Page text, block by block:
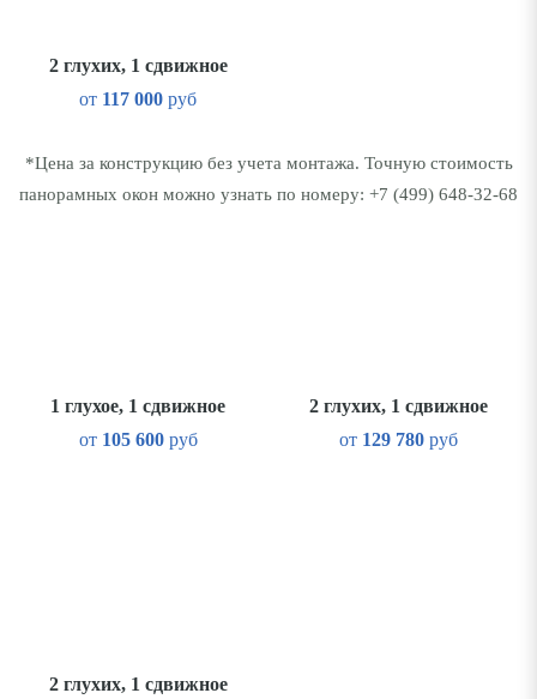
2 глухих, 1 сдвижное
от 117 000 руб
*Цена за конструкцию без учета монтажа. Точную стоимость
панорамных окон можно узнать по номеру: +7 (499) 648-32-68
1 глухое, 1 сдвижное
от 105 600руб
2 глухих, 1 сдвижное
от 129 780 руб
2 глухих, 1 сдвижное